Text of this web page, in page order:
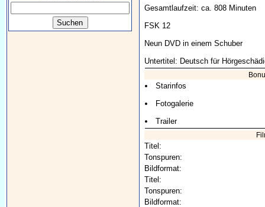
Gesamtlaufzeit: ca. 808 Minuten
FSK 12
Neun DVD in einem Schuber
Untertitel: Deutsch für
Starinfos
Fotogalerie
Trailer
Titel:
Tonspuren:
Bildformat:
Titel:
Tonspuren:
Bildformat: